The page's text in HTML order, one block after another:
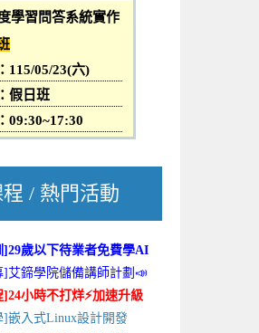
學習問答系統實作
115/05/23(六)
假日班
09:30~17:30
/ 熱門活動
]29歲以下待業者免費學AI
]艾鍗學院儲備講師計劃📣
小時不打烊⚡加速升級
]嵌入式Linux設計開發